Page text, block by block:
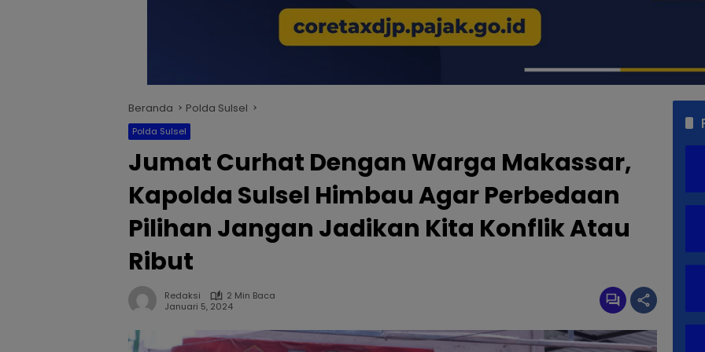
Beranda Polda Sulsel
Polda Sulsel
Jumat Curhat Dengan Warga Makassar,
Kapolda Sulsel Himbau Agar Perbedaan
Pilihan Jangan Jadikan Kita Konflik Atau
Ribut
Redaksi
2 Min Baca
Januari 5, 2024